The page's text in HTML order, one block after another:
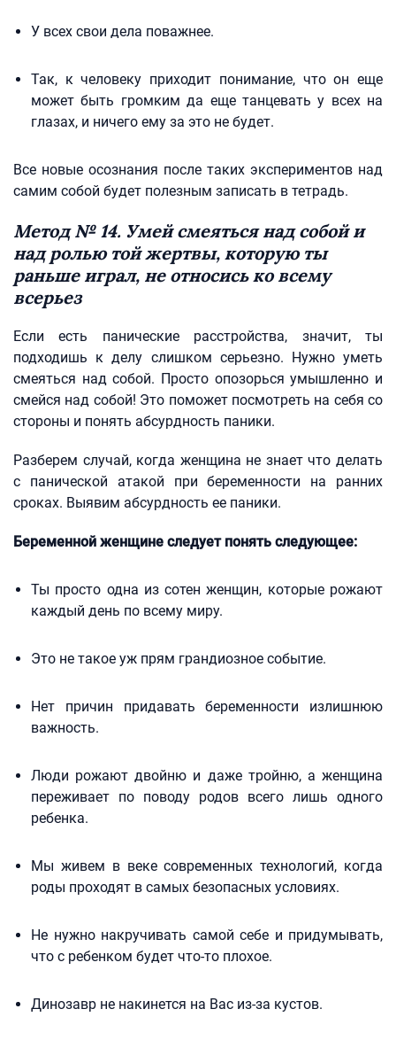
У всех свои дела поважнее.
Так, к человеку приходит понимание, что он еще
может быть громким да еще танцевать у всех на
глазах, и ничего ему за это не будет.
Все новые осознания после таких экспериментов над
самим собой будет полезным записать в тетрадь.
Метод № 14. Умей смеяться над собой и
над ролью той жертвы, которую ты
раньше играл, не относись ко всему
всерьез
Если есть панические расстройства, значит, ты
подходишь к делу слишком серьезно. Нужно уметь
смеяться над собой. Просто опозорься умышленно и
смейся над собой! Это поможет посмотреть на себя со
стороны и понять абсурдность паники.
Разберем случай, когда женщина не знает что делать
с панической атакой при беременности на ранних
сроках. Выявим абсурдность ее паники.
Беременной женщине следует понять следующее:
Ты просто одна из сотен женщин, которые рожают
каждый день по всему миру.
Это не такое уж прям грандиозное событие.
Нет причин придавать беременности излишнюю
важность.
Люди рожают двойню и даже тройню, а женщина
переживает по поводу родов всего лишь одного
ребенка.
Мы живем в веке современных технологий, когда
роды проходят в самых безопасных условиях.
Не нужно накручивать самой себе и придумывать,
что с ребенком будет что-то плохое.
Динозавр не накинется на Вас из-за кустов.